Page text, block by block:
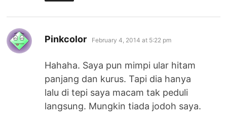
Pinkcolor says:
February 4, 2014 at 5:22 pm
Hahaha. Saya pun mimpi ular hitam
panjang dan kurus. Tapi dia hanya
lalu di tepi saya macam tak peduli
langsung. Mungkin tiada jodoh saya.